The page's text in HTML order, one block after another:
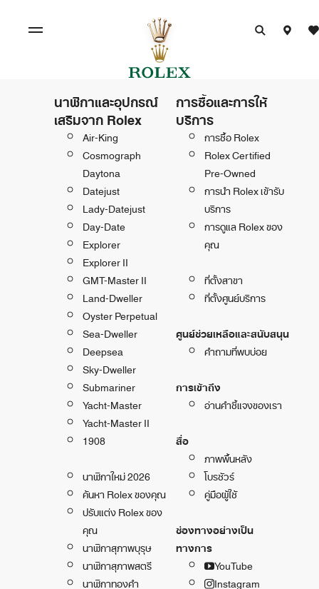
นาฬิกาและอุปกรณ์
เสริมจาก Rolex
Air-King
Cosmograph
Daytona
Datejust
Lady-Datejust
Day-Date
Explorer
Explorer II
GMT-Master II
Land-Dweller
Oyster Perpetual
Sea-Dweller
Deepsea
Sky-Dweller
Submariner
Yacht-Master
Yacht-Master II
1908
นาฬิกาใหม่ 2026
ค้นหา Rolex ของคุณ
ปรับแต่ง Rolex ของ
คุณ
นาฬิกาสุภาพบุรุษ
นาฬิกาสุภาพสตรี
นาฬิกาทองคำ
การซื้อและการให้
บริการ
การซื้อ Rolex
Rolex Certified
Pre-Owned
การนำ Rolex เข้ารับ
บริการ
การดูแล Rolex ของ
คุณ
ที่ตั้งสาขา
ที่ตั้งศูนย์บริการ
ศูนย์ช่วยเหลือและสนับสนุน
คำถามที่พบบ่อย
การเข้าถึง
อ่านคำชี้แจงของเรา
สื่อ
ภาพพื้นหลัง
โบรชัวร์
คู่มือผู้ใช้
ช่องทางอย่างเป็น
ทางการ
YouTube
Instagram